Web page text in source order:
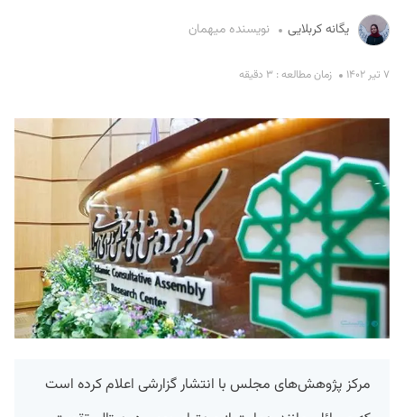
یگانه کربلایی نویسنده میهمان
۷ تیر ۱۴۰۲ زمان مطالعه : ۳ دقیقه
مرکز پژوهش‌های مجلس با انتشار گزارشی اعلام کرده‌ است